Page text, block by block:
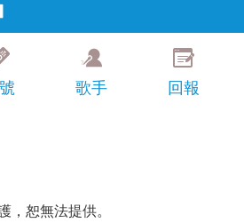
歌手
回報
，恕無法提供。